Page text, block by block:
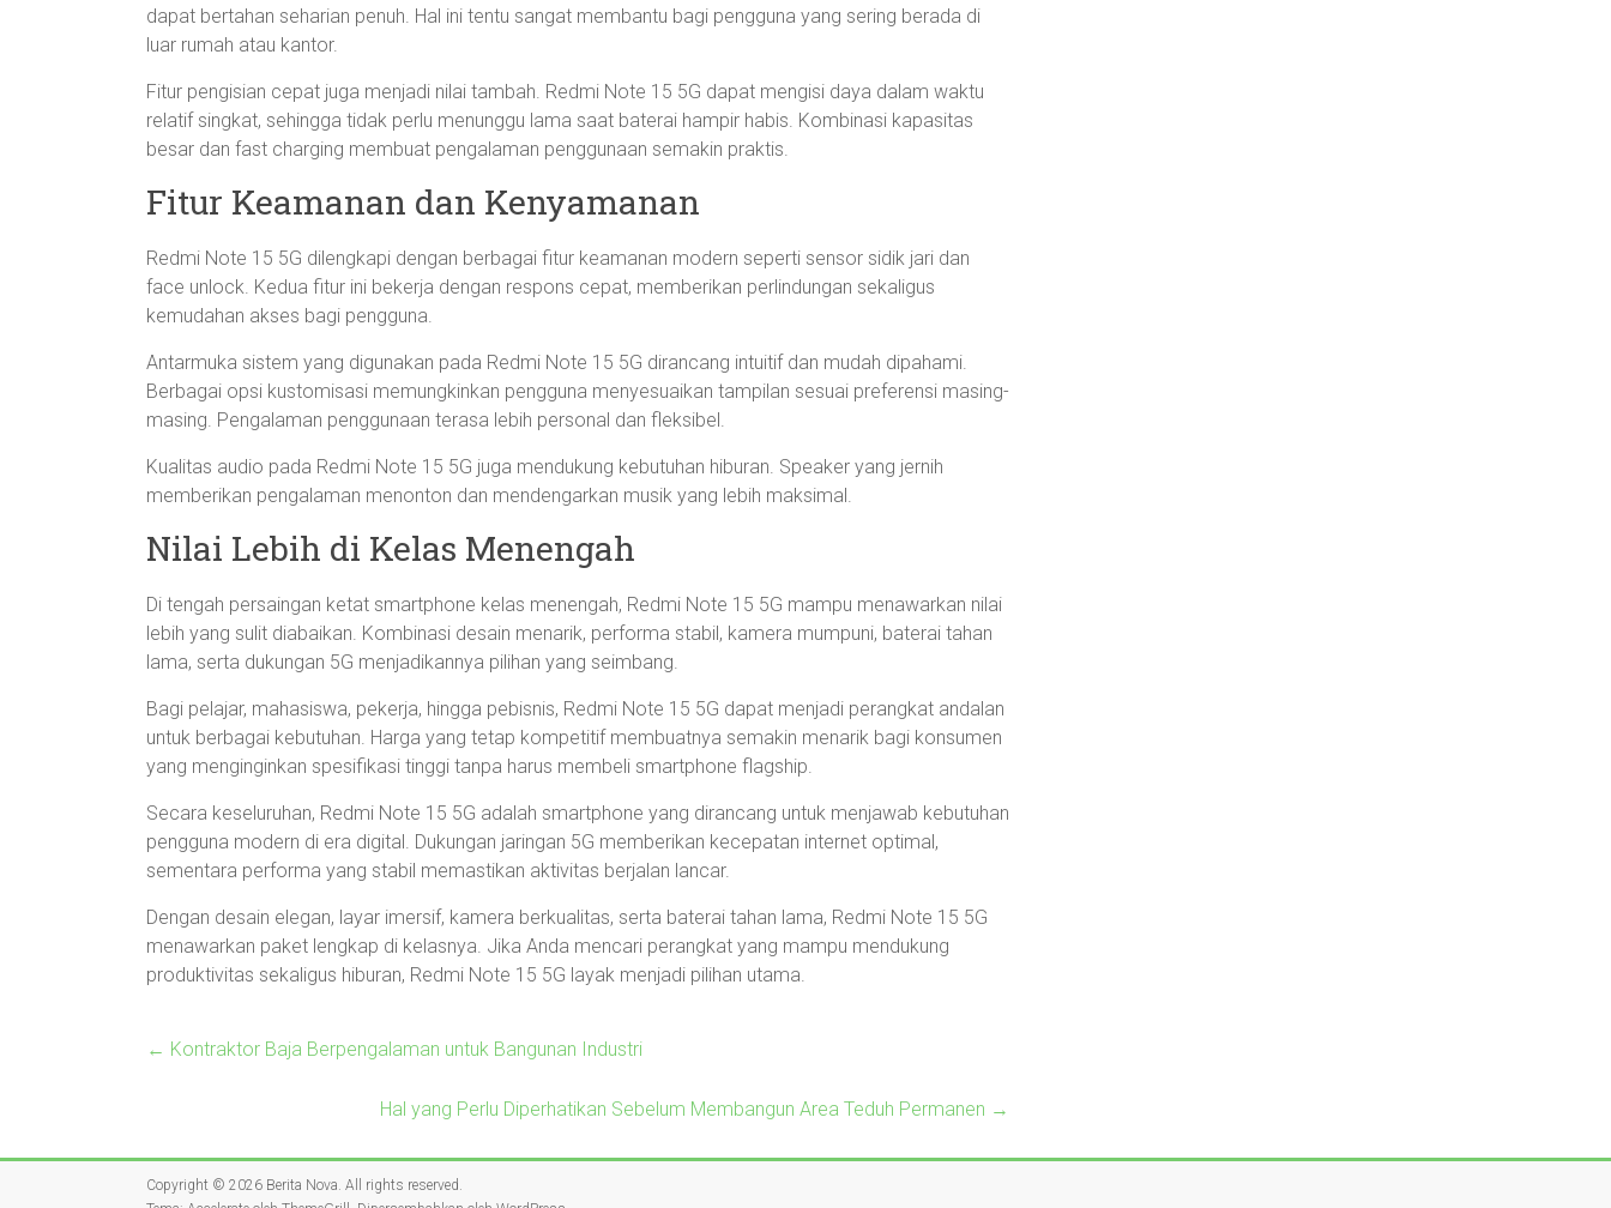
dapat bertahan seharian penuh. Hal ini tentu sangat membantu bagi pengguna yang sering berada di
luar rumah atau kantor.
Fitur pengisian cepat juga menjadi nilai tambah. Redmi Note 15 5G dapat mengisi daya dalam waktu
relatif singkat, sehingga tidak perlu menunggu lama saat baterai hampir habis. Kombinasi kapasitas
besar dan fast charging membuat pengalaman penggunaan semakin praktis.
Fitur Keamanan dan Kenyamanan
Redmi Note 15 5G dilengkapi dengan berbagai fitur keamanan modern seperti sensor sidik jari dan
face unlock. Kedua fitur ini bekerja dengan respons cepat, memberikan perlindungan sekaligus
kemudahan akses bagi pengguna.
Antarmuka sistem yang digunakan pada Redmi Note 15 5G dirancang intuitif dan mudah dipahami.
Berbagai opsi kustomisasi memungkinkan pengguna menyesuaikan tampilan sesuai preferensi masing-
masing. Pengalaman penggunaan terasa lebih personal dan fleksibel.
Kualitas audio pada Redmi Note 15 5G juga mendukung kebutuhan hiburan. Speaker yang jernih
memberikan pengalaman menonton dan mendengarkan musik yang lebih maksimal.
Nilai Lebih di Kelas Menengah
Di tengah persaingan ketat smartphone kelas menengah, Redmi Note 15 5G mampu menawarkan nilai
lebih yang sulit diabaikan. Kombinasi desain menarik, performa stabil, kamera mumpuni, baterai tahan
lama, serta dukungan 5G menjadikannya pilihan yang seimbang.
Bagi pelajar, mahasiswa, pekerja, hingga pebisnis, Redmi Note 15 5G dapat menjadi perangkat andalan
untuk berbagai kebutuhan. Harga yang tetap kompetitif membuatnya semakin menarik bagi konsumen
yang menginginkan spesifikasi tinggi tanpa harus membeli smartphone flagship.
Secara keseluruhan, Redmi Note 15 5G adalah smartphone yang dirancang untuk menjawab kebutuhan
pengguna modern di era digital. Dukungan jaringan 5G memberikan kecepatan internet optimal,
sementara performa yang stabil memastikan aktivitas berjalan lancar.
Dengan desain elegan, layar imersif, kamera berkualitas, serta baterai tahan lama, Redmi Note 15 5G
menawarkan paket lengkap di kelasnya. Jika Anda mencari perangkat yang mampu mendukung
produktivitas sekaligus hiburan, Redmi Note 15 5G layak menjadi pilihan utama.
← Kontraktor Baja Berpengalaman untuk Bangunan Industri
Hal yang Perlu Diperhatikan Sebelum Membangun Area Teduh Permanen →
Copyright © 2026 Berita Nova. All rights reserved.